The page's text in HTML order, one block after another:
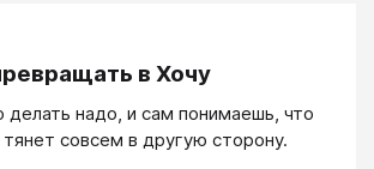
в Хочу
делать надо, и сам понимаешь, что
совсем в другую сторону.